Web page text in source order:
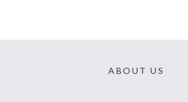
ABOUT US